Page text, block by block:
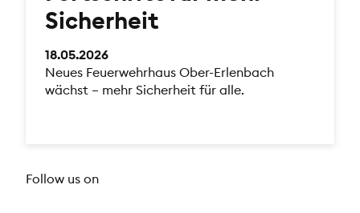
Sicherheit
18.05.2026
Neues Feuerwehrhaus Ober-Erlenbach
wächst – mehr Sicherheit für alle.
Follow us on